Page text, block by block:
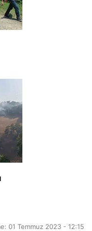
01 Temmuz 2023 - 12:15